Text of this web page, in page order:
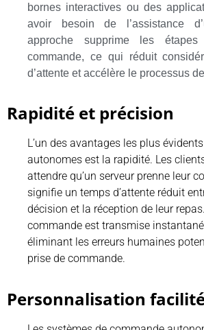
bornes interactives ou des
avoir besoin de l’assistance
approche supprime les étapes
commande, ce qui réduit
d’attente et accélère le processus
Rapidité et précision
L’un des avantages les plus
autonomes est la rapidité. Les
attendre qu’un serveur prenne leur
signifie un temps d’attente réduit
décision et la réception de leur
commande est transmise
éliminant les erreurs humaines
prise de commande.
Personnalisation